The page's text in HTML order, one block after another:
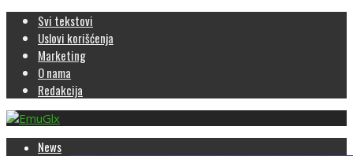
Svi tekstovi
Uslovi korišćenja
Marketing
O nama
Redakcija
News